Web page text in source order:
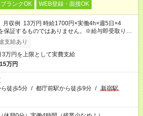
ブランクOK WEB登録・面接OK
収例 13万円 時給1700円×実働4h×週5日×4
証するものではありません。※給与即受取りサ
利用条件有）
支給あり
3万円を上限として実費支給
万円
徒歩5分 / 都庁前駅から徒歩9分 / 新宿駅